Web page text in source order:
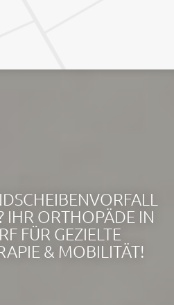
IHR ORTHOPÄDE IN
FÜR GEZIELTE
& MOBILITÄT!